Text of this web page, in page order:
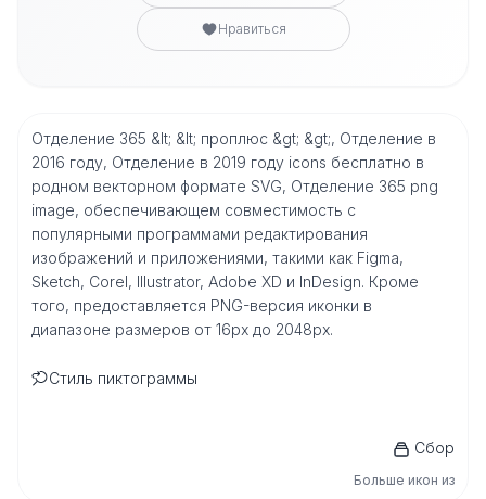
Нравиться
Отделение 365 &lt; &lt; проплюс &gt; &gt;, Отделение в
2016 году, Отделение в 2019 году icons бесплатно в
родном векторном формате SVG, Отделение 365 png
image, обеспечивающем совместимость с
популярными программами редактирования
изображений и приложениями, такими как Figma,
Sketch, Corel, Illustrator, Adobe XD и InDesign. Кроме
того, предоставляется PNG-версия иконки в
диапазоне размеров от 16px до 2048px.
Стиль пиктограммы
Сбор
Больше икон из